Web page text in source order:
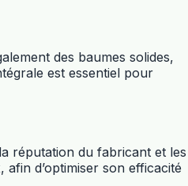
des baumes solides,
est essentiel pour
réputation du fabricant et les
d’optimiser son efficacité